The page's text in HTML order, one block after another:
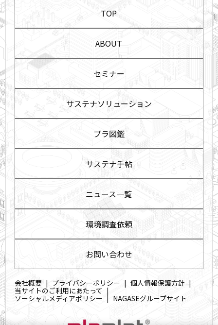
TOP
ABOUT
セミナー
サステナソリューション
プラ図鑑
サステナ手帖
ニュース一覧
環境調査依頼
お問い合わせ
会社概要 プライバシーポリシー
個人情報保護方針
当サイトのご利用にあたって
ソーシャルメディアポリシー
NAGASEグループサイト